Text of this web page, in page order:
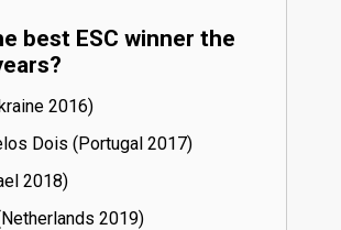
best ESC winner the
16)
Dois (Portugal
17)
18)
19)